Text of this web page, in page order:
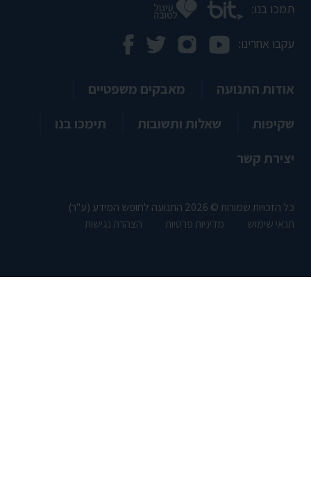
תמכו בנו:
עקבו אחרינו:
אודות התנועה
מאבקים משפטיים
שקיפות
שאלות ותשובות
תימכו בנו
יצירת קשר
כל הזכויות שמורות © 2026 התנועה לחופש המידע (ע"ר)
תנאי שימוש
מדיניות פרטיות הצהרת נגישות